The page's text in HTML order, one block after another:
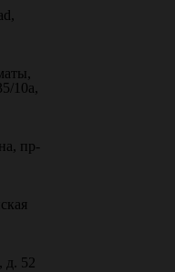
10а,
пр-
д. 52